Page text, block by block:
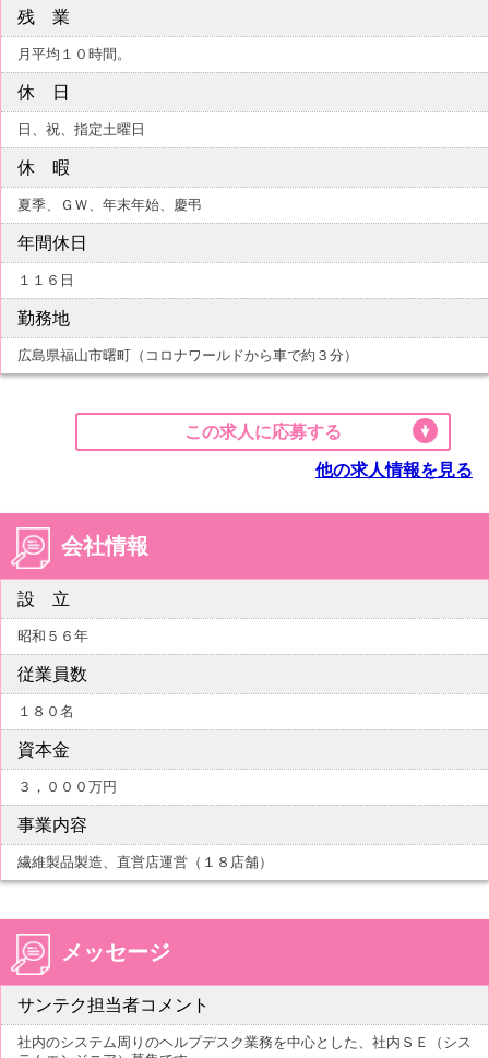
残 業
月平均１０時間。
休 日
日、祝、指定土曜日
休 暇
夏季、ＧＷ、年末年始、慶弔
年間休日
１１６日
勤務地
広島県福山市曙町（コロナワールドから車で約３分）
この求人に応募する
他の求人情報を見る
会社情報
設 立
昭和５６年
従業員数
１８０名
資本金
３，０００万円
事業内容
繊維製品製造、直営店運営（１８店舗）
メッセージ
サンテク担当者コメント
社内のシステム周りのヘルプデスク業務を中心とした、社内ＳＥ（シス